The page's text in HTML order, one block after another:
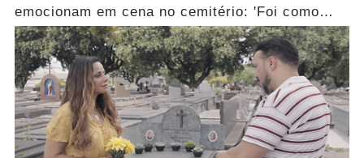
emocionam em cena no cemitério: 'Foi como
reviver nosso passado'... Ver mais